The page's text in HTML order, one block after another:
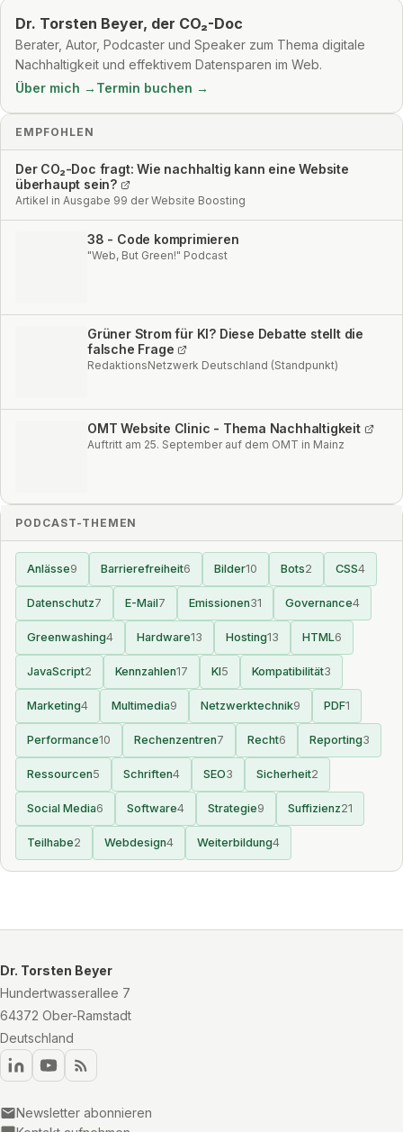
Dr. Torsten Beyer, der CO₂-Doc
Berater, Autor, Podcaster und Speaker zum Thema digitale
Nachhaltigkeit und effektivem Datensparen im Web.
Über mich → Termin buchen →
EMPFOHLEN
Der CO₂-Doc fragt: Wie nachhaltig kann eine Website
überhaupt sein?
Artikel in Ausgabe 99 der Website Boosting
38 - Code komprimieren
"Web, But Green!" Podcast
Grüner Strom für KI? Diese Debatte stellt die
falsche Frage
RedaktionsNetzwerk Deutschland (Standpunkt)
OMT Website Clinic - Thema Nachhaltigkeit
Auftritt am 25. September auf dem OMT in Mainz
PODCAST-THEMEN
Anlässe9 Barrierefreiheit6 Bilder10 Bots2 CSS4
Datenschutz7 E-Mail7 Emissionen31 Governance4
Greenwashing4 Hardware13 Hosting13 HTML6
JavaScript2 Kennzahlen17 KI5 Kompatibilität3
Marketing4 Multimedia9 Netzwerktechnik9 PDF1
Performance10 Rechenzentren7 Recht6 Reporting3
Ressourcen5 Schriften4 SEO3 Sicherheit2
Social Media6 Software4 Strategie9 Suffizienz21
Teilhabe2 Webdesign4 Weiterbildung4
Dr. Torsten Beyer
Hundertwasserallee 7
64372 Ober-Ramstadt
Deutschland
Newsletter abonnieren